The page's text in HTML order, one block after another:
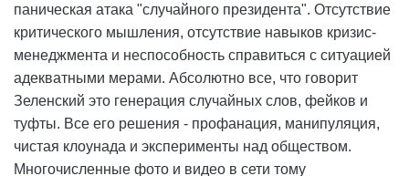
паническая атака "случайного президента". Отсутствие
критического мышления, отсутствие навыков кризис-
менеджмента и неспособность справиться с ситуацией
адекватными мерами. Абсолютно все, что говорит
Зеленский это генерация случайных слов, фейков и
туфты. Все его решения - профанация, манипуляция,
чистая клоунада и эксперименты над обществом.
Многочисленные фото и видео в сети тому